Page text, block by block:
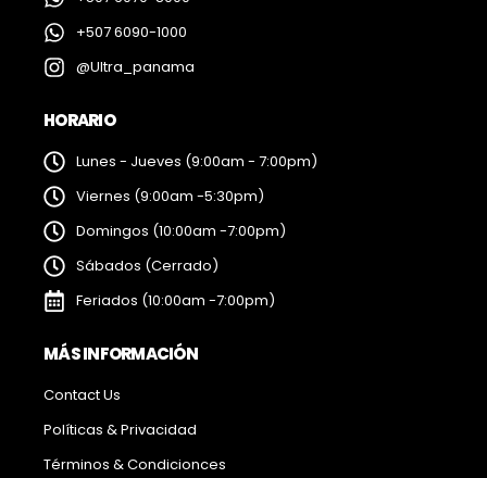
+507 6090-1000
@Ultra_panama
HORARIO
Lunes - Jueves (9:00am - 7:00pm)
Viernes (9:00am -5:30pm)
Domingos (10:00am -7:00pm)
Sábados (Cerrado)
Feriados (10:00am -7:00pm)
MÁS INFORMACIÓN
Contact Us
Políticas & Privacidad
Términos & Condicionces